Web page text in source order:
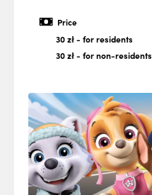
Price
30 zł- for residents
30 zł- for non-residents